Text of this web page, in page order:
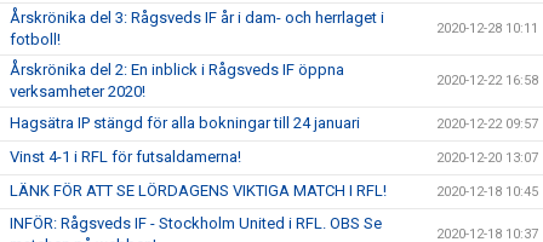
Årskrönika del 3: Rågsveds IF år i dam- och herrlaget i
fotboll!
2020-12-28 10:11
Årskrönika del 2: En inblick i Rågsveds IF öppna
verksamheter 2020!
2020-12-22 16:58
Hagsätra IP stängd för alla bokningar till 24 januari 2020-12-22 09:57
Vinst 4-1 i RFL för futsaldamerna! 2020-12-20 13:07
LÄNK FÖR ATT SE LÖRDAGENS VIKTIGA MATCH I RFL! 2020-12-18 10:45
INFÖR: Rågsveds IF - Stockholm United i RFL. OBS Se
2020-12-18 10:37